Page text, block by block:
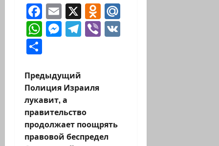
Facebook
Email
X Odnoklassniki
WhatsApp
Messenger
Telegram
Viber
Н
а
в
и
Предыдущий
Полиция Израиля
лукавит, а
правительство
продолжает поощрять
правовой беспредел